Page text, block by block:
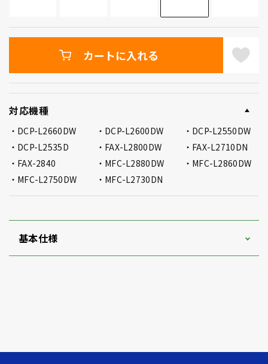
カートに入れる
対応機種
DCP-L2660DW DCP-L2600DW
DCP-L2550DW
DCP-L2535D
FAX-L2800DW
FAX-L2710DN
FAX-2840
MFC-L2880DW
MFC-L2860DW
MFC-L2750DW
MFC-L2730DN
基本仕様